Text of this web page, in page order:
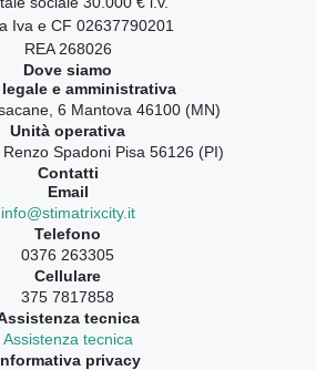
Iva e CF 02637790201
REA 268026
Dove siamo
legale e amministrativa
6 Mantova 46100 (MN)
Unità operativa
Spadoni Pisa 56126 (PI)
Contatti
Email
info@stimatrixcity.it
Telefono
0376 263305
Cellulare
375 7817858
tecnica
Assistenza tecnica
privacy